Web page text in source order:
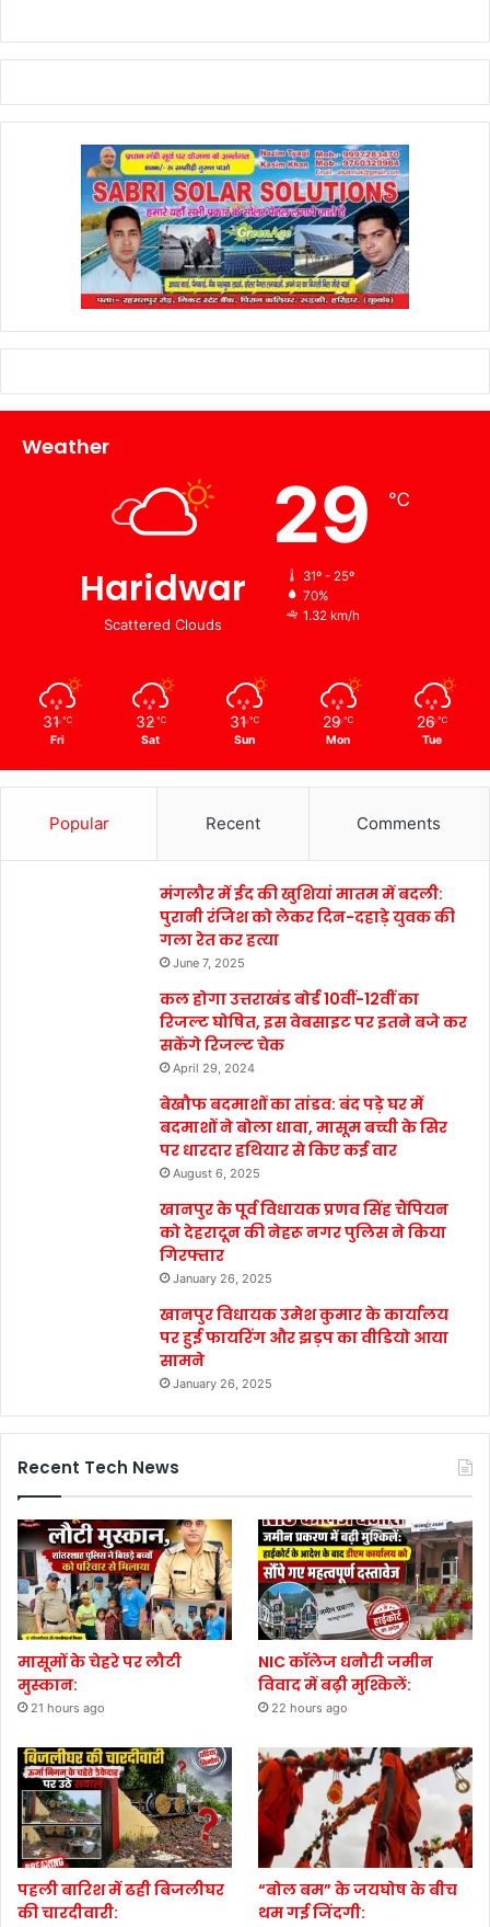
Weather
Haridwar
Scattered Clouds
29 ℃
31º - 25º
70%
1.32 km/h
31 ℃
Fri
32 ℃
Sat
31 ℃
Sun
29 ℃
Mon
26 ℃
Tue
Popular Recent Comments
मंगलौर में ईद की खुशियां मातम में बदली:
पुरानी रंजिश को लेकर दिन-दहाड़े युवक की
गला रेत कर हत्या
June 7, 2025
कल होगा उत्तराखंड बोर्ड 10वीं-12वीं का
रिजल्ट घोषित, इस वेबसाइट पर इतने बजे कर
सकेंगे रिजल्ट चेक
April 29, 2024
बेखौफ बदमाशों का तांडव: बंद पड़े घर में
बदमाशों ने बोला धावा, मासूम बच्ची के सिर
पर धारदार हथियार से किए कई वार
August 6, 2025
खानपुर के पूर्व विधायक प्रणव सिंह चैंपियन
को देहरादून की नेहरू नगर पुलिस ने किया
गिरफ्तार
January 26, 2025
खानपुर विधायक उमेश कुमार के कार्यालय
पर हुई फायरिंग और झड़प का वीडियो आया
सामने
January 26, 2025
Recent Tech News
मासूमों के चेहरे पर लौटी
मुस्कान:
21 hours ago
NIC कॉलेज धनौरी जमीन
विवाद में बढ़ी मुश्किलें:
22 hours ago
पहली बारिश में ढही बिजलीघर
की चारदीवारी:
“बोल बम” के जयघोष के बीच
थम गई जिंदगी: